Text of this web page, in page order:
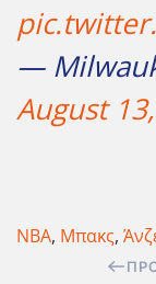
—
August
NBA, Μπακς,